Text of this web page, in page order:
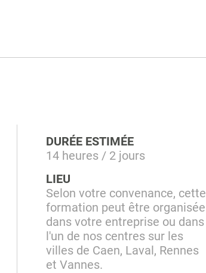
DURÉE ESTIMÉE
14 heures / 2 jours
LIEU
Selon votre convenance, cette
formation peut être organisée
dans votre entreprise ou dans
l'un de nos centres sur les
villes de Caen, Laval, Rennes
et Vannes.